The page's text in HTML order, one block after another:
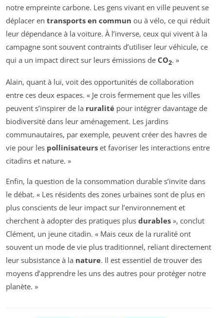
notre empreinte carbone. Les gens vivant en ville peuvent se
déplacer en transports en commun ou à vélo, ce qui réduit
leur dépendance à la voiture. À l’inverse, ceux qui vivent à la
campagne sont souvent contraints d’utiliser leur véhicule, ce
qui a un impact direct sur leurs émissions de CO2. »
Alain, quant à lui, voit des opportunités de collaboration
entre ces deux espaces. « Je crois fermement que les villes
peuvent s’inspirer de la ruralité pour intégrer davantage de
biodiversité dans leur aménagement. Les jardins
communautaires, par exemple, peuvent créer des havres de
vie pour les pollinisateurs et favoriser les interactions entre
citadins et nature. »
Enfin, la question de la consommation durable s’invite dans
le débat. « Les résidents des zones urbaines sont de plus en
plus conscients de leur impact sur l’environnement et
cherchent à adopter des pratiques plus durables », conclut
Clément, un jeune citadin. « Mais ceux de la ruralité ont
souvent un mode de vie plus traditionnel, reliant directement
leur subsistance à la nature. Il est essentiel de trouver des
moyens d’apprendre les uns des autres pour protéger notre
planète. »